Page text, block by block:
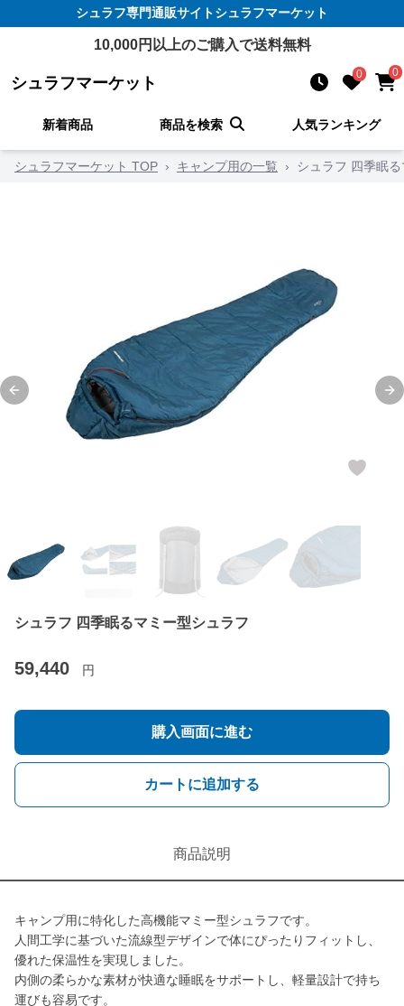
シュラフ専門通販サイトシュラフマーケット
10,000円以上のご購入で送料無料
シュラフマーケット 0 0
新着商品 商品を検索 人気ランキング
シュラフマーケット TOP › キャンプ用の一覧 › シュラフ 四季眠
Previous slide
シュラフ 四季眠るマミー型シュラフ
59,440 円
購入画面に進む
カートに追加する
商品説明
キャンプ用に特化した高機能マミー型シュラフです。
人間工学に基づいた流線型デザインで体にぴったりフィットし、
優れた保温性を実現しました。
内側の柔らかな素材が快適な睡眠をサポートし、軽量設計で持ち
運びも容易です。